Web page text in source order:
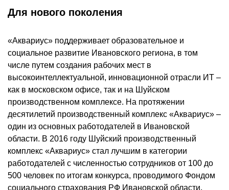
Для нового поколения
«Аквариус» поддерживает образовательное и
социальное развитие Ивановского региона, в том
числе путем создания рабочих мест в
высокоинтеллектуальной, инновационной отрасли ИТ –
как в московском офисе, так и на Шуйском
производственном комплексе. На протяжении
десятилетий производственный комплекс «Аквариус» –
один из основных работодателей в Ивановской
области. В 2016 году Шуйский производственный
комплекс «Аквариус» стал лучшим в категории
работодателей с численностью сотрудников от 100 до
500 человек по итогам конкурса, проводимого Фондом
социального страхования РФ Ивановской области.